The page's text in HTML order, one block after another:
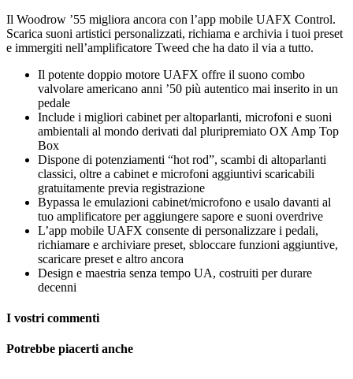
Il Woodrow ’55 migliora ancora con l’app mobile UAFX Control.
Scarica suoni artistici personalizzati, richiama e archivia i tuoi preset
e immergiti nell’amplificatore Tweed che ha dato il via a tutto.
Il potente doppio motore UAFX offre il suono combo
valvolare americano anni ’50 più autentico mai inserito in un
pedale
Include i migliori cabinet per altoparlanti, microfoni e suoni
ambientali al mondo derivati dal pluripremiato OX Amp Top
Box
Dispone di potenziamenti “hot rod”, scambi di altoparlanti
classici, oltre a cabinet e microfoni aggiuntivi scaricabili
gratuitamente previa registrazione
Bypassa le emulazioni cabinet/microfono e usalo davanti al
tuo amplificatore per aggiungere sapore e suoni overdrive
L’app mobile UAFX consente di personalizzare i pedali,
richiamare e archiviare preset, sbloccare funzioni aggiuntive,
scaricare preset e altro ancora
Design e maestria senza tempo UA, costruiti per durare
decenni
I vostri commenti
Potrebbe piacerti anche